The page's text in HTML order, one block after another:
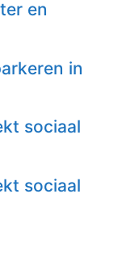
en
in
sociaal
sociaal